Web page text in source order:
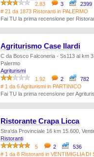
2.83
3
2399
# 21 da 1873 Ristoranti in PALERMO
Fai TU la prima recensione per
Agriturismo Case Ilardi
C da Bosco Falconeria - Ss113 al km
Palermo
Agriturismi
1.92
2
782
# 1 da 6 Agriturismi in PARTINICO
Fai TU la prima recensione per
Ristorante Crapa Licca
Stra'da Provinciale 16 km 15.600,
Ristoranti
5
2
536
# 1 da 8 Ristoranti in VENTIMIGLIA DI